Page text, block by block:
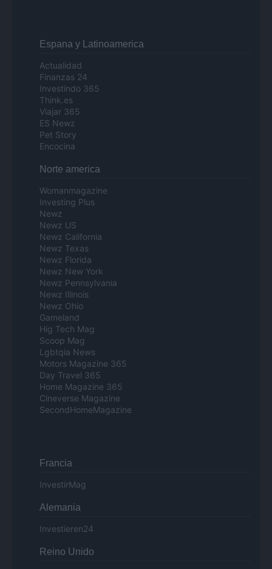
Espana y Latinoamerica
Actualidad
Finanzas 24
Investindo 365
Think.es
Viajar 365
ES Newz
Pet Story
Encocina
Norte america
Womanmagazine
Investing Plus
Newz
Newz US
Newz California
Newz Texas
Newz Florida
Newz New York
Newz Pennsylvania
Newz Illinois
Newz Ohio
Gameland
Hig Tech Mag
Scoop Mag
Lgbtqia News
Motors Magazine 365
Day Travel 365
Home Magazine 365
Cineverse Magazine
SecondHomeMagazine
Francia
InvestirMag
Alemania
Investieren24
Reino Unido